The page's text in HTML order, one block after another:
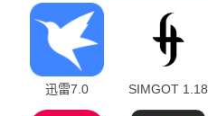
迅雷7.0
7.01.0.7000 安
SIMGOT 1.18
官方版